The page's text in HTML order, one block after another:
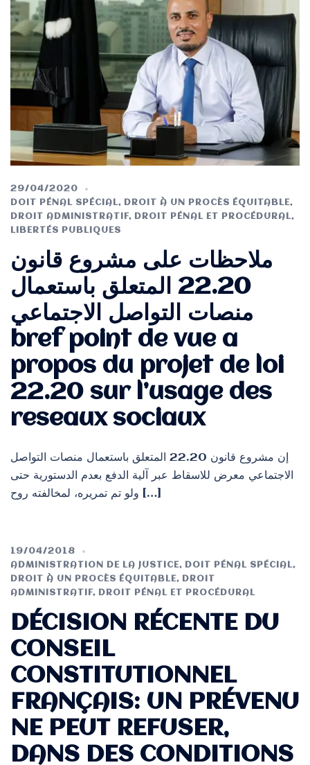
29/04/2020
DOIT PÉNAL SPÉCIAL, DROIT À UN PROCÈS ÉQUITABLE,
DROIT ADMINISTRATIF, DROIT PÉNAL ET PROCÉDURAL,
LIBERTÉS PUBLIQUES
ملاحظات على مشروع قانون
22.20 المتعلق باستعمال
منصات التواصل الاجتماعي
bref point de vue a
propos du projet de loi
22.20 sur l’usage des
reseaux sociaux
إن مشروع قانون 22.20 المتعلق باستعمال منصات التواصل
الاجتماعي معرض للاسقاط عبر آلية الدفع بعدم الدستورية حتى
ولو تم تمريره، لمخالفته روح […]
19/04/2018
ADMINISTRATION DE LA JUSTICE, DOIT PÉNAL SPÉCIAL,
DROIT À UN PROCÈS ÉQUITABLE,
DROIT
ADMINISTRATIF, DROIT PÉNAL ET PROCÉDURAL
DÉCISION RÉCENTE DU
CONSEIL
CONSTITUTIONNEL
FRANÇAIS: UN PRÉVENU
NE PEUT REFUSER,
DANS DES CONDITIONS